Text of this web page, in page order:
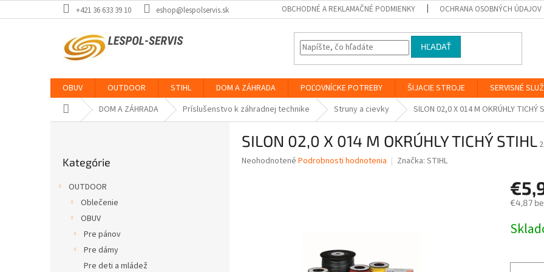
na
+421 36 633 39 10 eshop@lespolservis.sk OBCHODNÉ A REKLAMAČNÉ PODMIENKY OCHRANA OSOBNÝCH ÚDAJOV
HĽADAŤ
OBUV OUTDOOR STIHL DOM A ZÁHRADA POĽOVNÍCKE POTREBY ŠIJACIE STROJE SERVISNÉ
DomovDOM A ZÁHRADA Príslušenstvo k záhradnej technike Struny a cievky SILON 02,0 X 014 M OKRÚHLY TICHÝ
kategórie
Kategórie
OUTDOOR
Oblečenie
OBUV
Pre pánov
Pre dámy
Pre deti a mládež
SILON 02,0 X 014 M OKRÚHLY TICHÝ STIHL
Priemerné
Neohodnotené Podrobnosti hodnotenia Značka: STIHL
€4,87
cena: